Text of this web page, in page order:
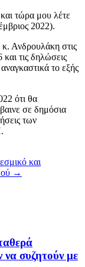
τώρα μου λέτε
2022).
Ανδρουλάκη στις
τις δηλώσεις
το εξής
ότι θα
σε δημόσια
των
και
→
να συζητούν με